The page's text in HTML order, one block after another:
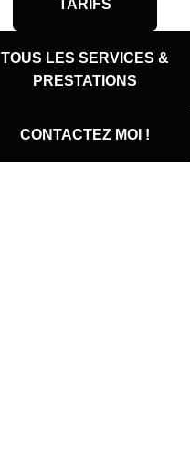
TARIFS
TOUS LES SERVICES &
PRESTATIONS
CONTACTEZ MOI !